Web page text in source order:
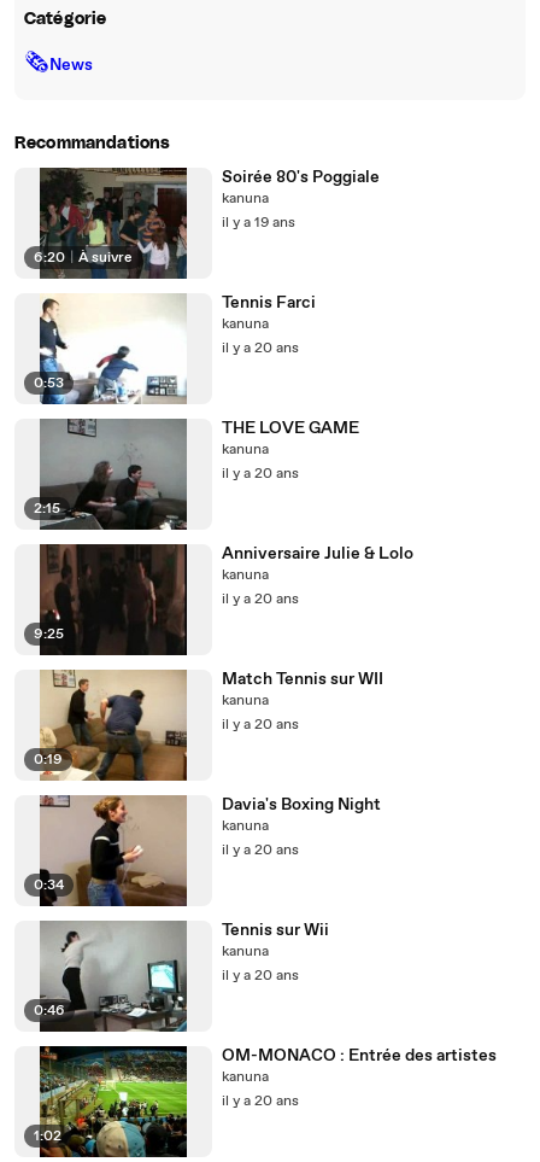
Catégorie
🗞News
Recommandations
6:20 À suivre
Soirée 80's Poggiale
kanuna
il y a 19 ans
0:53
Tennis Farci
kanuna
il y a 20 ans
2:15
THE LOVE GAME
kanuna
il y a 20 ans
9:25
Anniversaire Julie & Lolo
kanuna
il y a 20 ans
0:19
Match Tennis sur WII
kanuna
il y a 20 ans
0:34
Davia's Boxing Night
kanuna
il y a 20 ans
0:46
Tennis sur Wii
kanuna
il y a 20 ans
1:02
OM-MONACO : Entrée des artistes
kanuna
il y a 20 ans